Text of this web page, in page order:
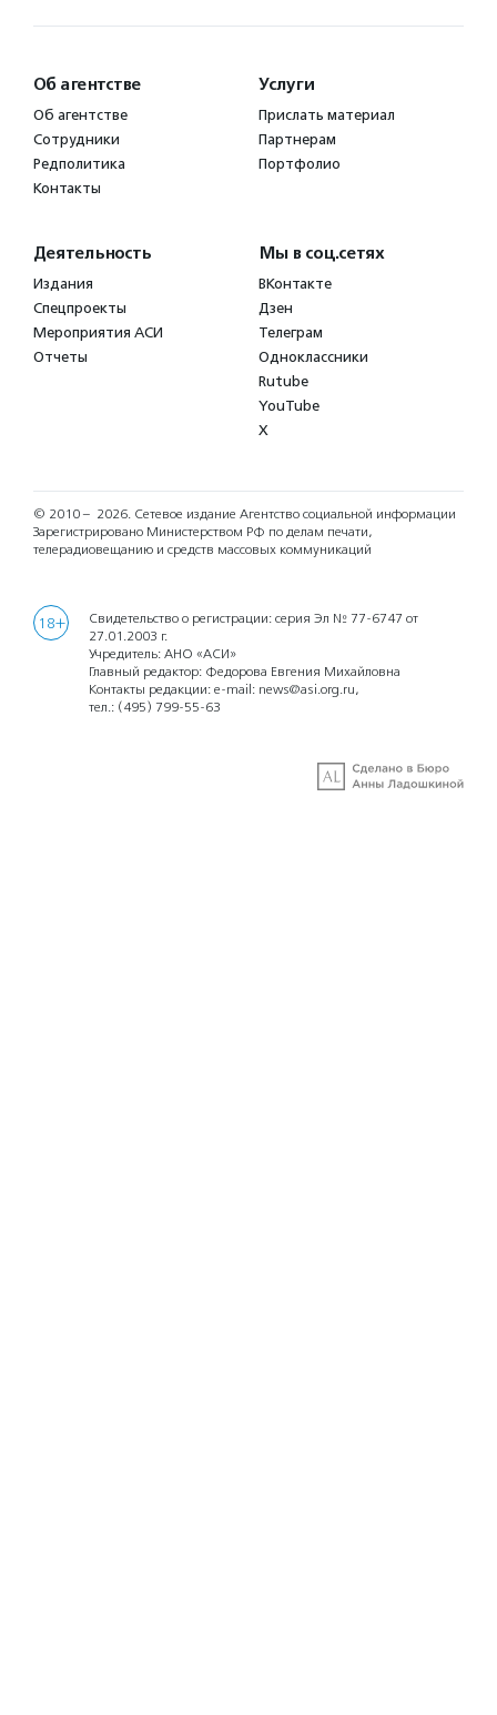
Об агентстве
Об агентстве
Сотрудники
Редполитика
Контакты
Услуги
Прислать материал
Партнерам
Портфолио
Деятельность
Издания
Спецпроекты
Мероприятия АСИ
Отчеты
Мы в соц.сетях
ВКонтакте
Дзен
Телеграм
Одноклассники
Rutube
YouTube
X
© 2010 – 2026. Сетевое издание Агентство социальной информации
Зарегистрировано Министерством РФ по делам печати,
телерадиовещанию и средств массовых коммуникаций
18+
Свидетельство о регистрации: серия Эл № 77-6747 от
27.01.2003 г.
Учредитель: АНО «АСИ»
Главный редактор: Федорова Евгения Михайловна
Контакты редакции: e-mail: news@asi.org.ru,
тел.: (495) 799-55-63